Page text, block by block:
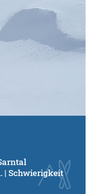
| Schwierigkeit